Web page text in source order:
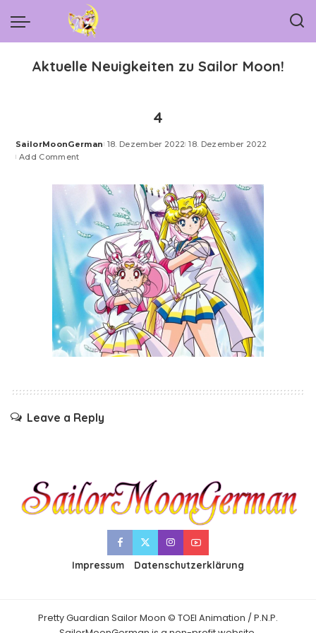
Aktuelle Neuigkeiten zu Sailor Moon!
4
Posted
by
SailorMoonGerman 18. Dezember 2022 18. Dezember 2022
Add Comment
Leave a Reply
Impressum Datenschutzerklärung
Pretty Guardian Sailor Moon © TOEI Animation / P.N.P.